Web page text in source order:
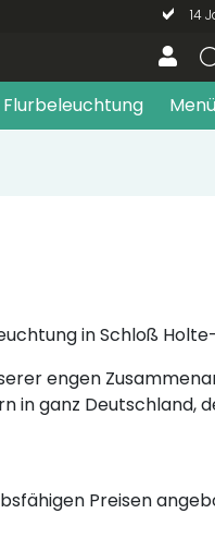
14
Flurbeleuchtung Menü
in Schloß
engen
ganz Deutschland,
Preisen